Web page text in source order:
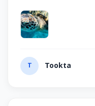
T Tookta